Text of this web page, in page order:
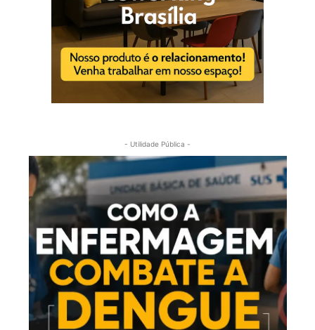
- Utilidade Pública -